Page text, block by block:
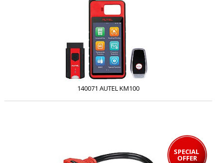
140071 AUTEL KM100
SPECIAL
OFFER